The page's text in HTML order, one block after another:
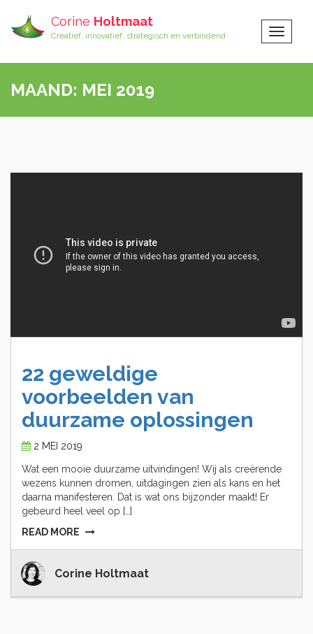
Toggle
Corine Holtmaat
Creatief, innovatief, strategisch en verbindend
MAAND: MEI 2019
22 geweldige
voorbeelden van
duurzame oplossingen
2 MEI 2019
Wat een mooie duurzame uitvindingen! Wij als creërende
wezens kunnen dromen, uitdagingen zien als kans en het
daarna manifesteren. Dat is wat ons bijzonder maakt! Er
gebeurd heel veel op […]
READ MORE
Corine Holtmaat